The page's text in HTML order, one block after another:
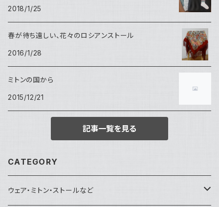
2018/1/25
春が待ち遠しい、花々のロシアンストール
2016/1/28
ミトンの国から
2015/12/21
記事一覧を見る
CATEGORY
ウェア・ミトン・ストールなど